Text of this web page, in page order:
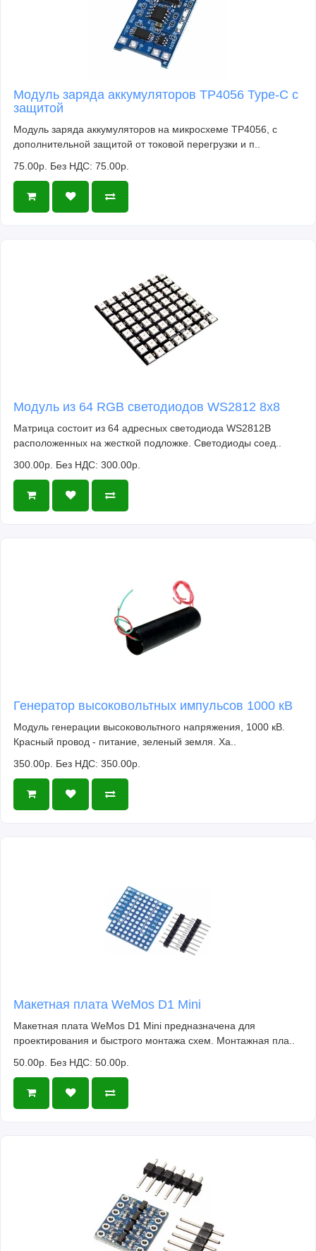
Модуль заряда аккумуляторов TP4056 Type-C с
защитой
Модуль заряда аккумуляторов на микросхеме TP4056, с
дополнительной защитой от токовой перегрузки и п..
75.00р. Без НДС: 75.00р.
Модуль из 64 RGB светодиодов WS2812 8x8
Матрица состоит из 64 адресных светодиода WS2812B
расположенных на жесткой подложке. Светодиоды соед..
300.00р. Без НДС: 300.00р.
Генератор высоковольтных импульсов 1000 кВ
Модуль генерации высоковольтного напряжения, 1000 кВ.
Красный провод - питание, зеленый земля. Ха..
350.00р. Без НДС: 350.00р.
Макетная плата WeMos D1 Mini
Макетная плата WeMos D1 Mini предназначена для
проектирования и быстрого монтажа схем. Монтажная пла..
50.00р. Без НДС: 50.00р.